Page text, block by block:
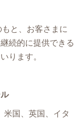
と、お客さまに
続的に提供できる
ります。
米国、英国、イタ